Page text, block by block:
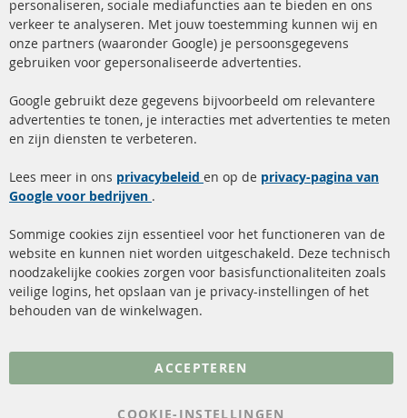
+49 (0) 4533 799 00 0
ma-do: 09-17 u, vr Fr 09-16 u
info@contra-automotive.de
facebook
instagram
Snelle links
Roetfilter reiniging
Katalysator (KAT)
sensoren
FAQ
Kundenservice
Verzendingskosten
Contact
Annuleer contract
Gegevensbescherming
personaliseren, sociale mediafuncties aan te bieden en ons
verkeer te analyseren. Met jouw toestemming kunnen wij en
onze partners (waaronder Google) je persoonsgegevens
gebruiken voor gepersonaliseerde advertenties.
Google gebruikt deze gegevens bijvoorbeeld om relevantere
advertenties te tonen, je interacties met advertenties te meten
en zijn diensten te verbeteren.
Lees meer in ons privacybeleid en op de privacy-pagina van
Google voor bedrijven .
Sommige cookies zijn essentieel voor het functioneren van de
website en kunnen niet worden uitgeschakeld. Deze technisch
noodzakelijke cookies zorgen voor basisfunctionaliteiten zoals
veilige logins, het opslaan van je privacy-instellingen of het
behouden van de winkelwagen.
ACCEPTEREN
COOKIE-INSTELLINGEN